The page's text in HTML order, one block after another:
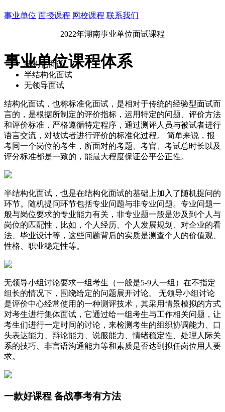
事业单位 面授课程 网校课程 联系我们
2022年湖南事业单位面试课程
事业单位课程体系
结构化面试
半结构化面试
无领导面试
结构化面试，也称标准化面试，是相对于传统的经验型面试而
言的，是根据所制定的评价指标，运用特定的问题、评价方法
和评价标准，严格遵循特定程序，通过测评人员与被试者进行
语言交流，对被试者进行评价的标准化过程。 简单来说，报
考同一个岗位的考生，所面对的考题、考官、考试总时长以及
评分标准都是一致的，能最大程度保证公平公正性。
半结构化面试，也是在结构化面试的基础上加入了随机提问的
环节。随机提问环节包括专业问题与非专业问题。专业问题一
般与岗位要求的专业能力有关，非专业题一般是涉及到个人与
岗位的匹配性，比如，个人经历、个人发展规划、对企业的看
法、毕业设计等，这些问题背后的实质是测查个人的价值观、
性格、职业稳定性等。
无领导小组讨论要求一组考生（一般是5-9人一组）在不指定
组长的情况下，围绕给定的问题展开讨论。 无领导小组讨论
是评价中心经常使用的一种测评技术，其采用情景模拟的方式
对考生进行集体面试，它通过给一组考生与工作相关问题，让
考生们进行一定时间的讨论，来检测考生的组织协调能力、口
头表达能力、辩论能力、说服能力、情绪稳定性、处理人际关
系的技巧、非言语沟通能力等和素质是否达到拟任岗位用人要
求。
一款好课程 备战事考有方法